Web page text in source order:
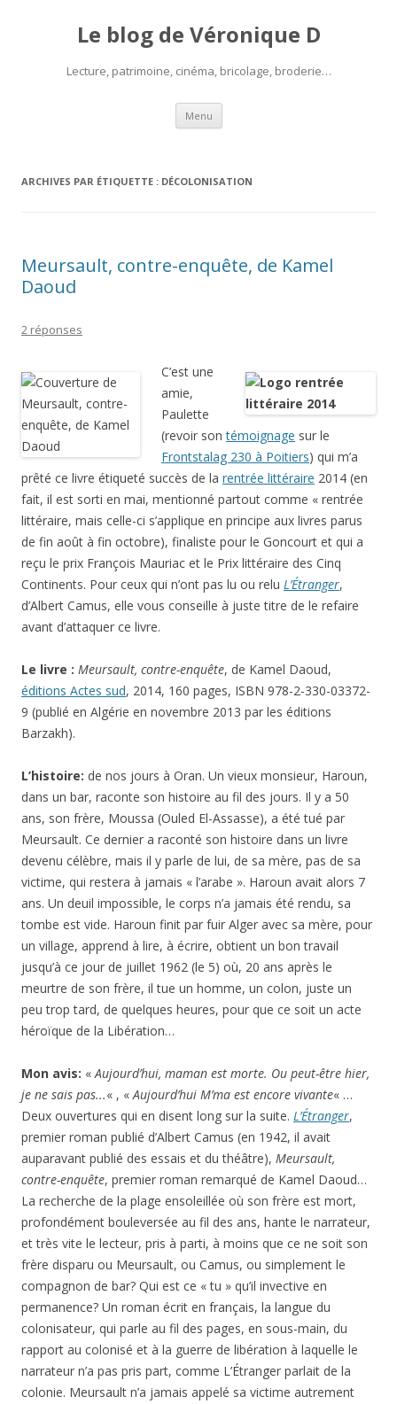
Le blog de Véronique D
Lecture, patrimoine, cinéma, bricolage, broderie…
Menu Aller
contenu
ARCHIVES PAR ÉTIQUETTE : DÉCOLONISATION
Meursault, contre-enquête, de Kamel
Daoud
2 réponses
C’est une
amie,
Paulette
(revoir sontémoignage sur le
Frontstalag 230 à Poitiers) qui m’a
prêté ce livre étiqueté succès de la rentrée littéraire 2014 (en
fait, il est sorti en mai, mentionné partout comme « rentrée
littéraire, mais celle-ci s’applique en principe aux livres parus
de fin août à fin octobre), finaliste pour le Goncourt et qui a
reçu le prix François Mauriac et le Prix littéraire des Cinq
Continents. Pour ceux qui n’ont pas lu ou relu L’Étranger,
d’Albert Camus, elle vous conseille à juste titre de le refaire
avant d’attaquer ce livre.
Le livre : Meursault, contre-enquête, de Kamel Daoud,
éditions Actes sud, 2014, 160 pages, ISBN 978-2-330-03372-
9 (publié en Algérie en novembre 2013 par les éditions
Barzakh).
L’histoire: de nos jours à Oran. Un vieux monsieur, Haroun,
dans un bar, raconte son histoire au fil des jours. Il y a 50
ans, son frère, Moussa (Ouled El-Assasse), a été tué par
Meursault. Ce dernier a raconté son histoire dans un livre
devenu célèbre, mais il y parle de lui, de sa mère, pas de sa
victime, qui restera à jamais « l’arabe ». Haroun avait alors 7
ans. Un deuil impossible, le corps n’a jamais été rendu, sa
tombe est vide. Haroun finit par fuir Alger avec sa mère, pour
un village, apprend à lire, à écrire, obtient un bon travail
jusqu’à ce jour de juillet 1962 (le 5) où, 20 ans après le
meurtre de son frère, il tue un homme, un colon, juste un
peu trop tard, de quelques heures, pour que ce soit un acte
héroïque de la Libération…
Mon avis: «Aujourd’hui, maman est morte. Ou peut-être hier,
je ne sais pas...« , «Aujourd’hui M’ma est encore vivante« …
Deux ouvertures qui en disent long sur la suite. L’Étranger,
premier roman publié d’Albert Camus (en 1942, il avait
auparavant publié des essais et du théâtre), Meursault,
contre-enquête, premier roman remarqué de Kamel Daoud…
La recherche de la plage ensoleillée où son frère est mort,
profondément bouleversée au fil des ans, hante le narrateur,
et très vite le lecteur, pris à parti, à moins que ce ne soit son
frère disparu ou Meursault, ou Camus, ou simplement le
compagnon de bar? Qui est ce « tu » qu’il invective en
permanence? Un roman écrit en français, la langue du
colonisateur, qui parle au fil des pages, en sous-main, du
rapport au colonisé et à la guerre de libération à laquelle le
narrateur n’a pas pris part, comme L’Étranger parlait de la
colonie. Meursault n’a jamais appelé sa victime autrement